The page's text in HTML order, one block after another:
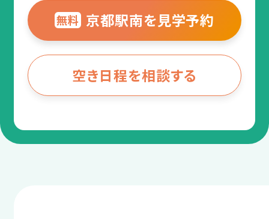
無料 京都駅南を見学予約
空き日程を相談する